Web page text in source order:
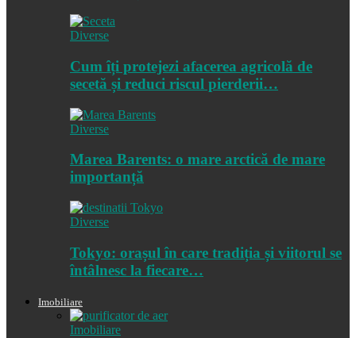
Diverse
Cum îți protejezi afacerea agricolă de
secetă și reduci riscul pierderii…
Diverse
Marea Barents: o mare arctică de mare
importanță
Diverse
Tokyo: orașul în care tradiția și viitorul se
întâlnesc la fiecare…
Imobiliare
Imobiliare